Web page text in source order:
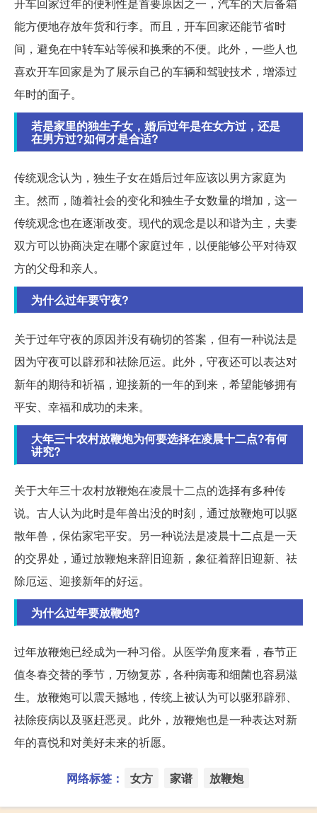
开车回家过年的便利性是首要原因之一，汽车的大后备箱
能方便地存放年货和行李。而且，开车回家还能节省时
间，避免在中转车站等候和换乘的不便。此外，一些人也
喜欢开车回家是为了展示自己的车辆和驾驶技术，增添过
年时的面子。
若是家里的独生子女，婚后过年是在女方过，还是
在男方过?如何才是合适?
传统观念认为，独生子女在婚后过年应该以男方家庭为
主。然而，随着社会的变化和独生子女数量的增加，这一
传统观念也在逐渐改变。现代的观念是以和谐为主，夫妻
双方可以协商决定在哪个家庭过年，以便能够公平对待双
方的父母和亲人。
为什么过年要守夜?
关于过年守夜的原因并没有确切的答案，但有一种说法是
因为守夜可以辟邪和祛除厄运。此外，守夜还可以表达对
新年的期待和祈福，迎接新的一年的到来，希望能够拥有
平安、幸福和成功的未来。
大年三十农村放鞭炮为何要选择在凌晨十二点?有何
讲究?
关于大年三十农村放鞭炮在凌晨十二点的选择有多种传
说。古人认为此时是年兽出没的时刻，通过放鞭炮可以驱
散年兽，保佑家宅平安。另一种说法是凌晨十二点是一天
的交界处，通过放鞭炮来辞旧迎新，象征着辞旧迎新、祛
除厄运、迎接新年的好运。
为什么过年要放鞭炮?
过年放鞭炮已经成为一种习俗。从医学角度来看，春节正
值冬春交替的季节，万物复苏，各种病毒和细菌也容易滋
生。放鞭炮可以震天撼地，传统上被认为可以驱邪辟邪、
祛除疫病以及驱赶恶灵。此外，放鞭炮也是一种表达对新
年的喜悦和对美好未来的祈愿。
网络标签： 女方 家谱 放鞭炮